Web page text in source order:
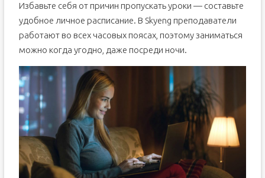
Избавьте себя от причин пропускать уроки — составьте
удобное личное расписание. В Skyeng преподаватели
работают во всех часовых поясах, поэтому заниматься
можно когда угодно, даже посреди ночи.